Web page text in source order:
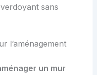
sans
l’aménagement
un mur